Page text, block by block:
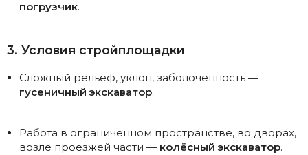
погрузчик.
3. Условия стройплощадки
Сложный рельеф, уклон, заболоченность —
гусеничный экскаватор.
Работа в ограниченном пространстве, во дворах,
возле проезжей части — колёсный экскаватор.